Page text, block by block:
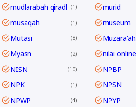
mudlarabah qiradl 1 murid
musaqah 1 museum
Mutasi 8
Myasn 2 nilai online
NISN 10 NPBP
NPK 1 NPSN
NPWP 4 NPYP